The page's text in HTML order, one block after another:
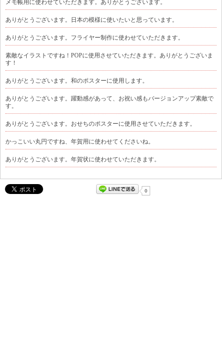
メモ帳用に使わせていただきます。ありがとうございます。
ありがとうございます。日本の模様に使いたいと思っています。
ありがとうございます。フライヤー制作に使わせていただきます。
素敵なイラストですね！POPに使用させていただきます。ありがとうございま
す！
ありがとうございます。和のポスターに使用します。
ありがとうございます。躍動感があって、お祝い感もバージョンアップ素敵で
す。
ありがとうございます。おせちのポスターに使用させていただきます。
かっこいい丸円ですね、年賀用に使わせてくださいね。
ありがとうございます。年賀状に使わせていただきます。
0